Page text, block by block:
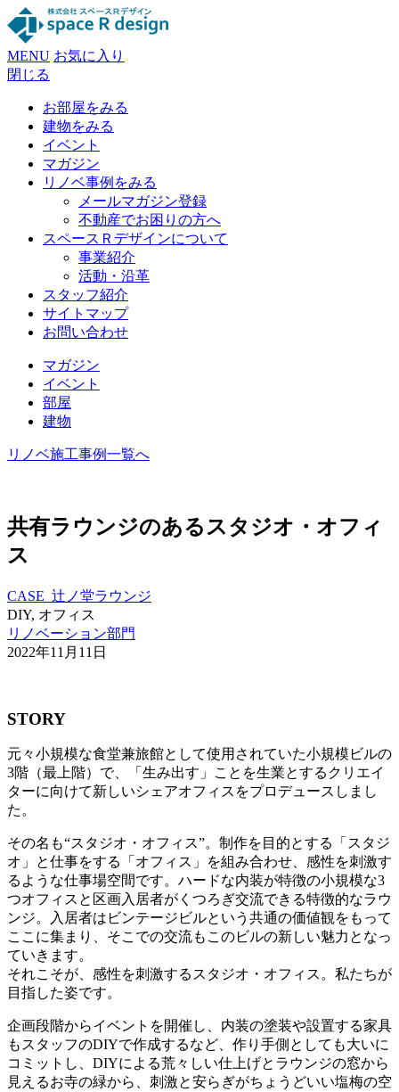
MENU お気に入り
閉じる
お部屋をみる
建物をみる
イベント
マガジン
リノベ事例をみる
メールマガジン登録
不動産でお困りの方へ
スペースＲデザインについて
事業紹介
活動・沿革
スタッフ紹介
サイトマップ
お問い合わせ
マガジン
イベント
部屋
建物
リノベ施工事例一覧へ
共有ラウンジのあるスタジオ・オフィ
ス
CASE_辻ノ堂ラウンジ
DIY, オフィス
リノベーション部門
2022年11月11日
STORY
元々小規模な食堂兼旅館として使用されていた小規模ビルの
3階（最上階）で、「生み出す」ことを生業とするクリエイ
ターに向けて新しいシェアオフィスをプロデュースしまし
た。
その名も“スタジオ・オフィス”。制作を目的とする「スタジ
オ」と仕事をする「オフィス」を組み合わせ、感性を刺激す
るような仕事場空間です。ハードな内装が特徴の小規模な3
つオフィスと区画入居者がくつろぎ交流できる特徴的なラウ
ンジ。入居者はビンテージビルという共通の価値観をもって
ここに集まり、そこでの交流もこのビルの新しい魅力となっ
ていきます。
それこそが、感性を刺激するスタジオ・オフィス。私たちが
目指した姿です。
企画段階からイベントを開催し、内装の塗装や設置する家具
もスタッフのDIYで作成するなど、作り手側としても大いに
コミットし、DIYによる荒々しい仕上げとラウンジの窓から
見えるお寺の緑から、刺激と安らぎがちょうどいい塩梅の空